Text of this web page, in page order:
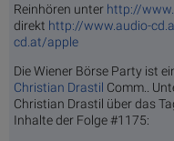
Reinhören unter http://
direkt http://www.audio-
cd.at/apple
Die Wiener Börse Party ist
Christian Drastil Comm..
Christian Drastil über das
Inhalte der Folge #1175: